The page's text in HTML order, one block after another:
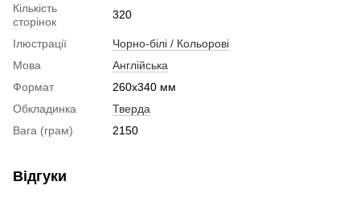
Кількість
сторінок
320
Ілюстрації
Чорно-білі / Кольорові
Мова
Англійська
Формат
260x340 мм
Обкладинка
Тверда
Вага (грам)
2150
Відгуки